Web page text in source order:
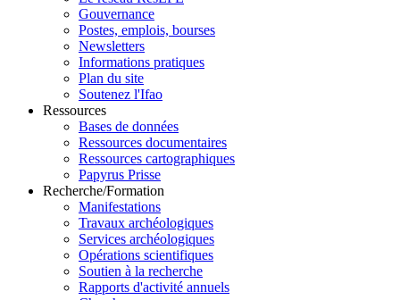
Gouvernance
Postes, emplois, bourses
Newsletters
Informations pratiques
Plan du site
Soutenez l'Ifao
Ressources
Bases de données
Ressources documentaires
Ressources cartographiques
Papyrus Prisse
Recherche/Formation
Manifestations
Travaux archéologiques
Services archéologiques
Opérations scientifiques
Soutien à la recherche
Rapports d'activité annuels